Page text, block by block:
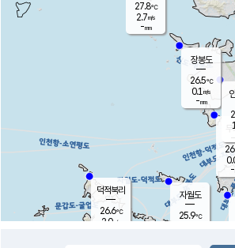
-
27.8℃
2.7m/s
-mm
자월도
25.9℃
장봉도
26.5℃
0.1 m/s
-mm
덕적북리
26.6℃
2.0m/s